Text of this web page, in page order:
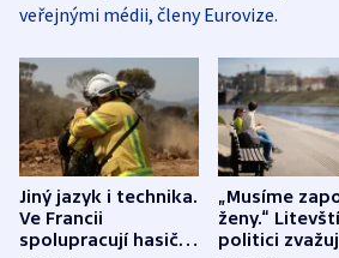
veřejnými médii, členy Eurovize.
Jiný jazyk i technika.
Ve Francii
spolupracují hasiči z
„Musíme
ženy.“ Litevští
politici